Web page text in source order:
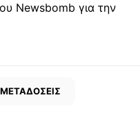
Newsbomb για την
ΜΕΤΑΔΟΣΕΙΣ